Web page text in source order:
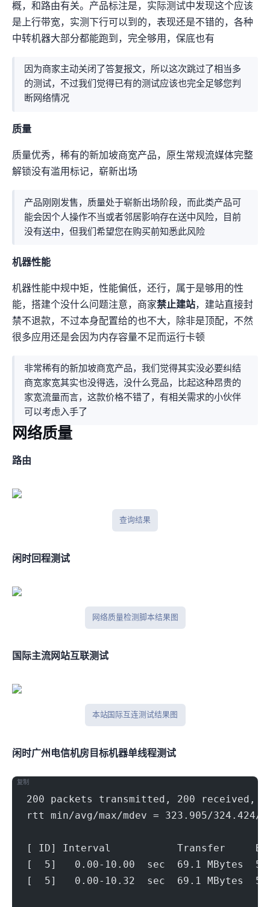
概35ms+，和路由有关。产品标注是200Mbps，实际测试中发现这个应该
是上行带宽200Mbps，实测下行可以到1Gbps的，表现还是不错的，各种
中转机器大部分都能跑到500Mbps，完全够用，保底也有200Mbps
因为商家主动关闭了ICMP答复报文，所以这次跳过了相当多
的测试，不过我们觉得已有的测试应该也完全足够您判
断网络情况
IP质量
IP质量优秀，稀有的新加坡商宽产品，原生IP+常规流媒体完整
解锁+没有滥用标记，崭新出场
产品刚刚发售，IP质量处于崭新出场阶段，而此类产品可
能会因个人操作不当或者邻居影响存在送中风险，目前
没有送中，但我们希望您在购买前知悉此风险
机器性能
机器性能中规中矩，IO性能偏低，CPU还行，属于是“够用”的性
能，搭建个API没什么问题(注意，商家禁止建站，建站直接封
禁不退款)，不过本身配置给的也不大，除非是顶配(4C4G)，不然
很多应用还是会因为内存容量不足而运行卡顿
非常稀有的新加坡商宽产品，我们觉得其实没必要纠结
商宽家宽(其实也没得选，没什么竞品，比起esim这种昂贵的
家宽流量而言，这款价格不错了)，有相关需求的小伙伴
可以考虑入手了~
网络质量
BGP路由
BGPtools查询结果
闲时IPV4回程测试
网络质量检测脚本结果图
国际主流网站互联测试
本站 Tcpping 国际互连测试结果图
闲时广州电信机房(500Mbps)目标机器 IPERF3单线程测试
200 packets transmitted, 200 received,
rtt min/avg/max/mdev = 323.905/324.424/
[ ID] Interval           Transfer
[  5]   0.00-10.00  sec  69.1 MBytes
[  5]   0.00-10.32  sec  69.1
复制